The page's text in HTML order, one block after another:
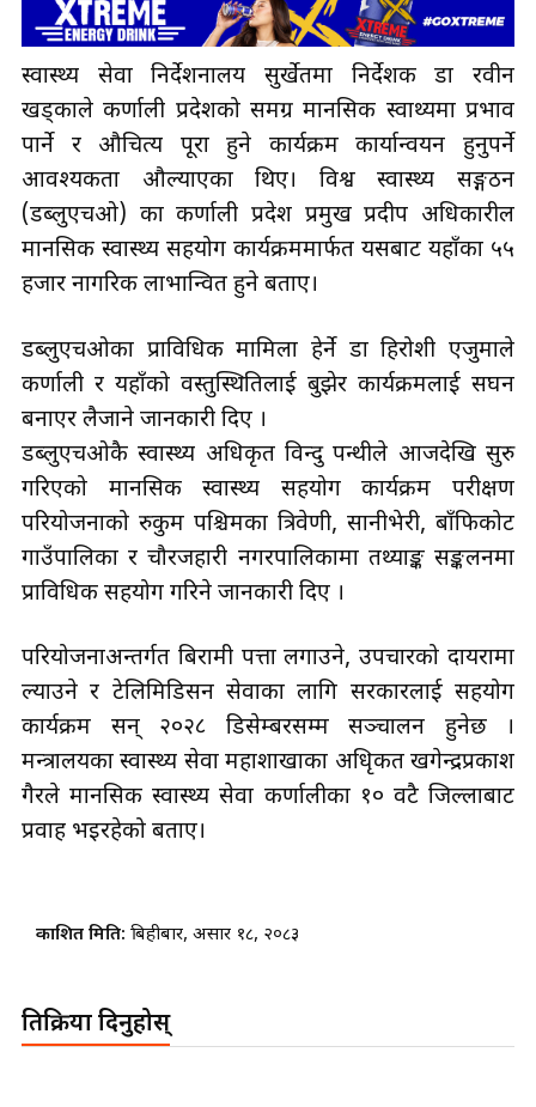
स्वास्थ्य सेवा निर्देशनालय सुर्खेतमा निर्देशक डा रवीन
खड्काले कर्णाली प्रदेशको समग्र मानसिक स्वाथ्यमा प्रभाव
पार्ने र औचित्य पूरा हुने कार्यक्रम कार्यान्वयन हुनुपर्ने
आवश्यकता औल्याएका थिए। विश्व स्वास्थ्य सङ्गठन
(डब्लुएचओ) का कर्णाली प्रदेश प्रमुख प्रदीप अधिकारील
मानसिक स्वास्थ्य सहयोग कार्यक्रममार्फत यसबाट यहाँका ५५
हजार नागरिक लाभान्वित हुने बताए।
डब्लुएचओका प्राविधिक मामिला हेर्ने डा हिरोशी एजुमाले
कर्णाली र यहाँको वस्तुस्थितिलाई बुझेर कार्यक्रमलाई सघन
बनाएर लैजाने जानकारी दिए ।
डब्लुएचओकै स्वास्थ्य अधिकृत विन्दु पन्थीले आजदेखि सुरु
गरिएको मानसिक स्वास्थ्य सहयोग कार्यक्रम परीक्षण
परियोजनाको रुकुम पश्चिमका त्रिवेणी, सानीभेरी, बाँफिकोट
गाउँपालिका र चौरजहारी नगरपालिकामा तथ्याङ्क सङ्कलनमा
प्राविधिक सहयोग गरिने जानकारी दिए ।
परियोजनाअन्तर्गत बिरामी पत्ता लगाउने, उपचारको दायरामा
ल्याउने र टेलिमिडिसन सेवाका लागि सरकारलाई सहयोग
कार्यक्रम सन् २०२८ डिसेम्बरसम्म सञ्चालन हुनेछ ।
मन्त्रालयका स्वास्थ्य सेवा महाशाखाका अधिृकत खगेन्द्रप्रकाश
गैरले मानसिक स्वास्थ्य सेवा कर्णालीका १० वटै जिल्लाबाट
प्रवाह भइरहेको बताए।
प्रकाशित मिति: बिहीबार, असार १८, २०८३
प्रतिक्रिया दिनुहोस्